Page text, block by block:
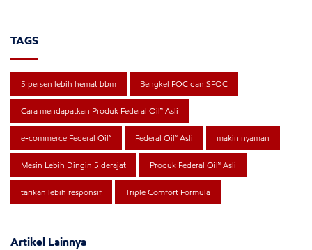
TAGS
5 persen lebih hemat bbm Bengkel FOC dan SFOC
Cara mendapatkan Produk Federal Oil™ Asli
e-commerce Federal Oil™ Federal Oil™ Asli makin nyaman
Mesin Lebih Dingin 5 derajat Produk Federal Oil™ Asli
tarikan lebih responsif Triple Comfort Formula
Artikel Lainnya